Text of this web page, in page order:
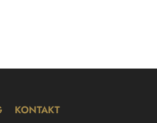
KONTAKT